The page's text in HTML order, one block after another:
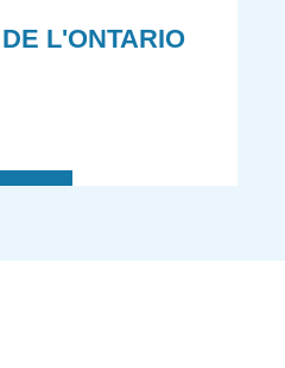
L'ONTARIO